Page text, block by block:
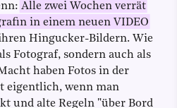
Alle zwei Wochen verrät
in einem neuen VIDEO
Hingucker-Bildern. Wie
Fotograf, sondern auch als
haben Fotos in der
eigentlich, wenn man
und alte Regeln "über Bord